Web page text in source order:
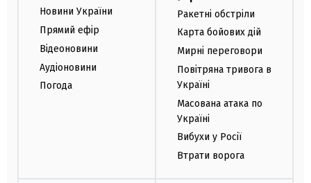
Новини України
Прямий ефір
Відеоновини
Аудіоновини
Погода
Ракетні обстріли
Карта бойових дій
Мирні переговори
Повітряна тривога в
Україні
Масована атака по
Україні
Вибухи у Росії
Втрати ворога